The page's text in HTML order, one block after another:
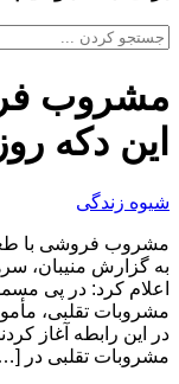
مشروب
این دکه
شیوه زندگی
مشروب فروشی با
به گزارش منیبان،
اعلام کرد: در پی
مشروبات تقلبی،
در این رابطه آغاز
مشروبات تقلبی در